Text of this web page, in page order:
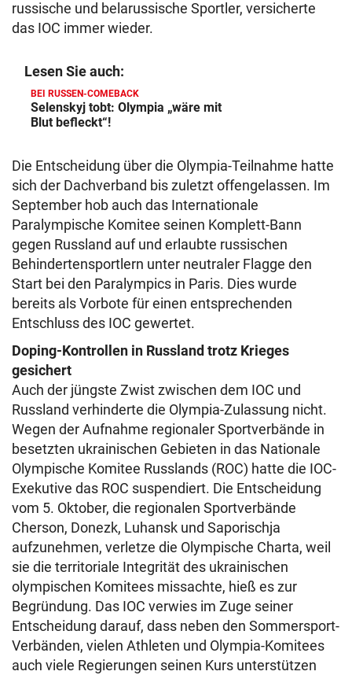
russische und belarussische Sportler, versicherte
das IOC immer wieder.
Lesen Sie auch:
BEI RUSSEN-COMEBACK
Selenskyj tobt: Olympia „wäre mit
Blut befleckt“!
Die Entscheidung über die Olympia-Teilnahme hatte
sich der Dachverband bis zuletzt offengelassen. Im
September hob auch das Internationale
Paralympische Komitee seinen Komplett-Bann
gegen Russland auf und erlaubte russischen
Behindertensportlern unter neutraler Flagge den
Start bei den Paralympics in Paris. Dies wurde
bereits als Vorbote für einen entsprechenden
Entschluss des IOC gewertet.
Doping-Kontrollen in Russland trotz Krieges
gesichert
Auch der jüngste Zwist zwischen dem IOC und
Russland verhinderte die Olympia-Zulassung nicht.
Wegen der Aufnahme regionaler Sportverbände in
besetzten ukrainischen Gebieten in das Nationale
Olympische Komitee Russlands (ROC) hatte die IOC-
Exekutive das ROC suspendiert. Die Entscheidung
vom 5. Oktober, die regionalen Sportverbände
Cherson, Donezk, Luhansk und Saporischja
aufzunehmen, verletze die Olympische Charta, weil
sie die territoriale Integrität des ukrainischen
olympischen Komitees missachte, hieß es zur
Begründung. Das IOC verwies im Zuge seiner
Entscheidung darauf, dass neben den Sommersport-
Verbänden, vielen Athleten und Olympia-Komitees
auch viele Regierungen seinen Kurs unterstützen